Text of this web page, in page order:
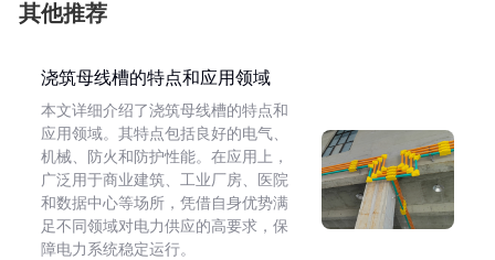
其他推荐
浇筑母线槽的特点和应用领域
本文详细介绍了浇筑母线槽的特点和
应用领域。其特点包括良好的电气、
机械、防火和防护性能。在应用上，
广泛用于商业建筑、工业厂房、医院
和数据中心等场所，凭借自身优势满
足不同领域对电力供应的高要求，保
障电力系统稳定运行。